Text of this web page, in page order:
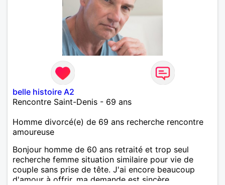
belle histoire A2
Rencontre Saint-Denis - 69 ans
Homme divorcé(e) de 69 ans recherche rencontre
amoureuse
Bonjour homme de 60 ans retraité et trop seul
recherche femme situation similaire pour vie de
couple sans prise de tête. J'ai encore beaucoup
d'amour à offrir, ma demande est sincère.